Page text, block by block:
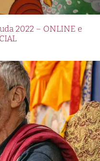
2022 – ONLINE e